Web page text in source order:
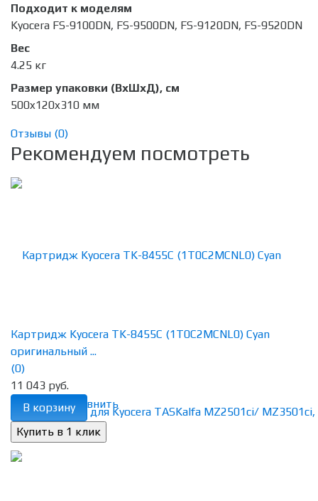
Подходит к моделям
Kyocera FS-9100DN, FS-9500DN, FS-9120DN, FS-9520DN
Вес
4.25 кг
Размер упаковки (ВхШхД), см
500x120x310 мм
Отзывы (0)
Рекомендуем посмотреть
избранное сравнить
Картридж Kyocera TK-8455C (1T0C2MCNL0) Cyan
оригинальный ...
(0)
11 043 руб.
В корзину